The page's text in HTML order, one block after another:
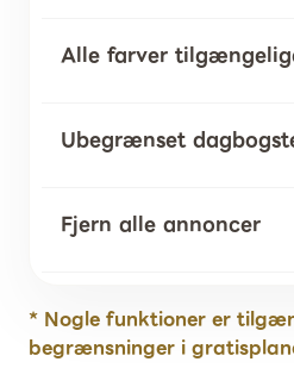
Alle farver
Ubegrænset
Fjern alle annoncer
* Nogle funktioner er
begrænsninger i